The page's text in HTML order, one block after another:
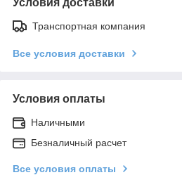
Транспортная компания
Все условия доставки
Условия оплаты
Наличными
Безналичный расчет
Все условия оплаты